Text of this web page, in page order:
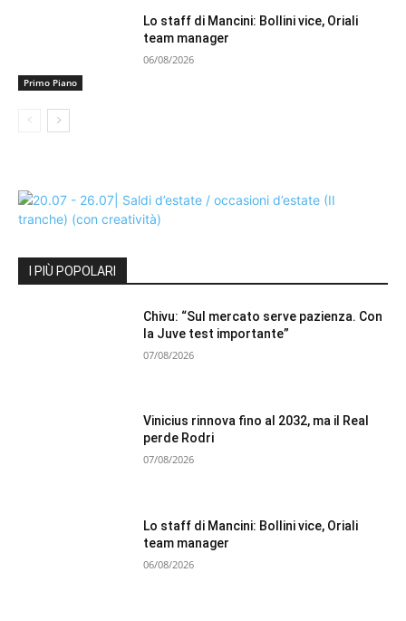
Primo Piano
Lo staff di Mancini: Bollini vice, Oriali
team manager
06/08/2026
I PIÙ POPOLARI
Chivu: “Sul mercato serve pazienza. Con
la Juve test importante”
07/08/2026
Vinicius rinnova fino al 2032, ma il Real
perde Rodri
07/08/2026
Lo staff di Mancini: Bollini vice, Oriali
team manager
06/08/2026